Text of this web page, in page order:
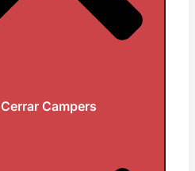
Cerrar Campers